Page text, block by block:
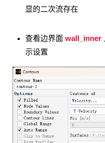
显的二次流存在
查看边界面 wall_inner
示设置